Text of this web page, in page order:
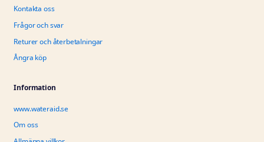
Kontakta oss
Frågor och svar
Returer och återbetalningar
Ångra köp
Information
www.wateraid.se
Om oss